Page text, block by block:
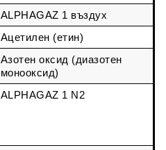
ALPHAGAZ 1 въздух
Ацетилен (етин)
Азотен оксид (диазотен
монооксид)
ALPHAGAZ 1 N2